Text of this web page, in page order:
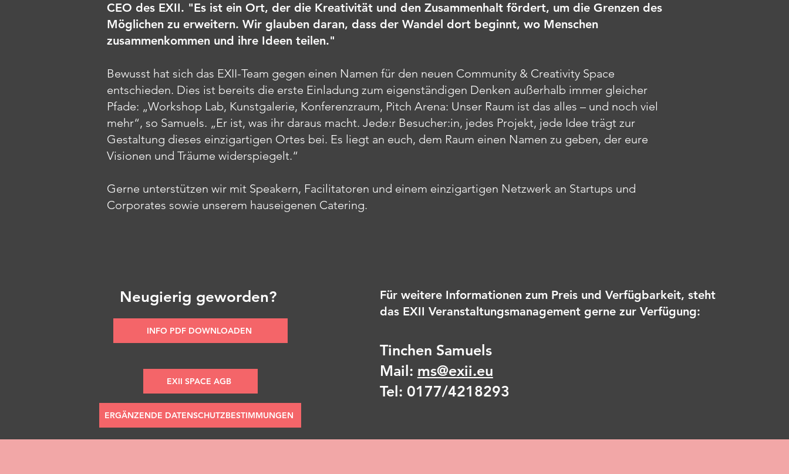
CEO des EXII. "Es ist ein Ort, der die Kreativität und den Zusammenhalt fördert, um die Grenzen des
Möglichen zu erweitern. Wir glauben daran, dass der Wandel dort beginnt, wo Menschen
zusammenkommen und ihre Ideen teilen."
Bewusst hat sich das EXII-Team gegen einen Namen für den neuen Community & Creativity Space
entschieden. Dies ist bereits die erste Einladung zum eigenständigen Denken außerhalb immer gleicher
Pfade: „Workshop Lab, Kunstgalerie, Konferenzraum, Pitch Arena: Unser Raum ist das alles – und noch viel
mehr“, so Samuels. „Er ist, was ihr daraus macht. Jede:r Besucher:in, jedes Projekt, jede Idee trägt zur
Gestaltung dieses einzigartigen Ortes bei. Es liegt an euch, dem Raum einen Namen zu geben, der eure
Visionen und Träume widerspiegelt.“
Gerne unterstützen wir mit Speakern, Facilitatoren und einem einzigartigen Netzwerk an Startups und
Corporates sowie unserem hauseigenen Catering.
Neugierig geworden?
INFO PDF DOWNLOADEN
EXII SPACE AGB
ERGÄNZENDE DATENSCHUTZBESTIMMUNGEN
Für weitere Informationen zum Preis und Verfügbarkeit, steht
das EXII Veranstaltungsmanagement gerne zur Verfügung:
Tinchen Samuels
Mail: ms@exii.eu
Tel: 0177/4218293